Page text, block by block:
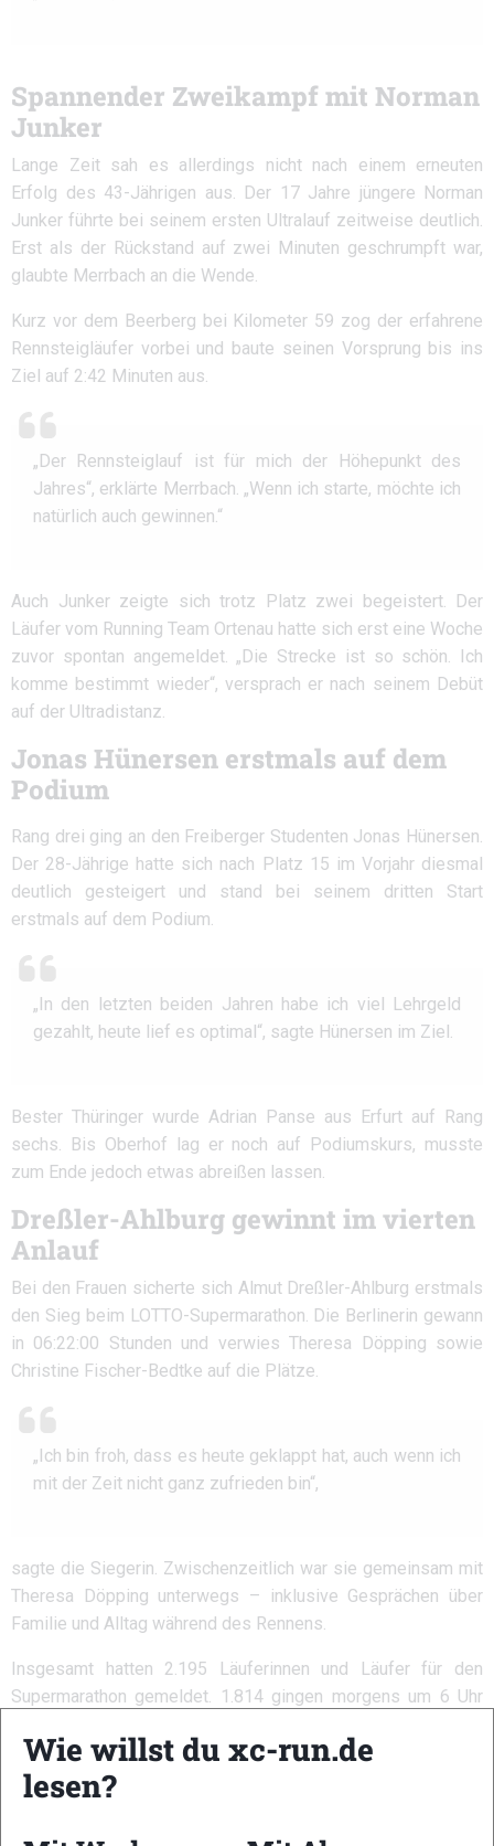
Spannender Zweikampf mit Norman
Junker
Lange Zeit sah es allerdings nicht nach einem erneuten
Erfolg des 43-Jährigen aus. Der 17 Jahre jüngere Norman
Junker führte bei seinem ersten Ultralauf zeitweise deutlich.
Erst als der Rückstand auf zwei Minuten geschrumpft war,
glaubte Merrbach an die Wende.
Kurz vor dem Beerberg bei Kilometer 59 zog der erfahrene
Rennsteigläufer vorbei und baute seinen Vorsprung bis ins
Ziel auf 2:42 Minuten aus.
„Der Rennsteiglauf ist für mich der Höhepunkt des
Jahres“, erklärte Merrbach. „Wenn ich starte, möchte ich
natürlich auch gewinnen.“
Auch Junker zeigte sich trotz Platz zwei begeistert. Der
Läufer vom Running Team Ortenau hatte sich erst eine Woche
zuvor spontan angemeldet. „Die Strecke ist so schön. Ich
komme bestimmt wieder“, versprach er nach seinem Debüt
auf der Ultradistanz.
Jonas Hünersen erstmals auf dem
Podium
Rang drei ging an den Freiberger Studenten Jonas Hünersen.
Der 28-Jährige hatte sich nach Platz 15 im Vorjahr diesmal
deutlich gesteigert und stand bei seinem dritten Start
erstmals auf dem Podium.
„In den letzten beiden Jahren habe ich viel Lehrgeld
gezahlt, heute lief es optimal“, sagte Hünersen im Ziel.
Bester Thüringer wurde Adrian Panse aus Erfurt auf Rang
sechs. Bis Oberhof lag er noch auf Podiumskurs, musste
zum Ende jedoch etwas abreißen lassen.
Dreßler-Ahlburg gewinnt im vierten
Anlauf
Bei den Frauen sicherte sich Almut Dreßler-Ahlburg erstmals
den Sieg beim LOTTO-Supermarathon. Die Berlinerin gewann
in 06:22:00 Stunden und verwies Theresa Döpping sowie
Christine Fischer-Bedtke auf die Plätze.
„Ich bin froh, dass es heute geklappt hat, auch wenn ich
mit der Zeit nicht ganz zufrieden bin“,
sagte die Siegerin. Zwischenzeitlich war sie gemeinsam mit
Theresa Döpping unterwegs – inklusive Gesprächen über
Familie und Alltag während des Rennens.
Insgesamt hatten 2.195 Läuferinnen und Läufer für den
Supermarathon gemeldet. 1.814 gingen morgens um 6 Uhr
Florian Bochert gewinnt erstmals
den Halbmarathon
Auch auf der Halbmarathonstrecke gab es emotionale Sieger.
Wie willst du xc-run.de
lesen?